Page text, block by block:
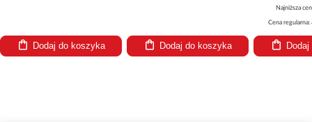
Dodaj do koszyka Dodaj do koszyka